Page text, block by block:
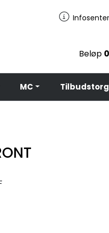
Infosenter
Beløp
MC